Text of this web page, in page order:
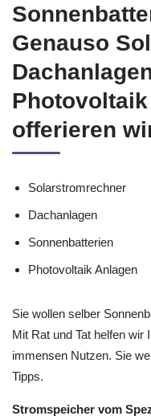
Genauso
offerieren
Solarstromrechner
Dachanlagen
Sonnenbatterien
Photovoltaik Anlagen
Sie wollen selber
Mit Rat und Tat helfen wir
immensen Nutzen. Sie
Tipps.
Stromspeicher vom